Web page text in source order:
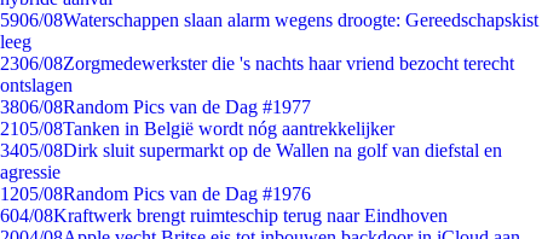
5906/08Waterschappen slaan alarm wegens droogte: Gereedschapskist
leeg
2306/08Zorgmedewerkster die 's nachts haar vriend bezocht terecht
ontslagen
3806/08Random Pics van de Dag #1977
2105/08Tanken in België wordt nóg aantrekkelijker
3405/08Dirk sluit supermarkt op de Wallen na golf van diefstal en
agressie
1205/08Random Pics van de Dag #1976
604/08Kraftwerk brengt ruimteschip terug naar Eindhoven